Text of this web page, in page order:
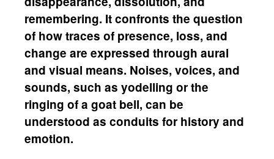
remembering. It confronts the question
of how traces of presence, loss, and
change are expressed through aural
and visual means. Noises, voices, and
sounds, such as yodelling or the
ringing of a goat bell, can be
understood as conduits for history and
emotion.